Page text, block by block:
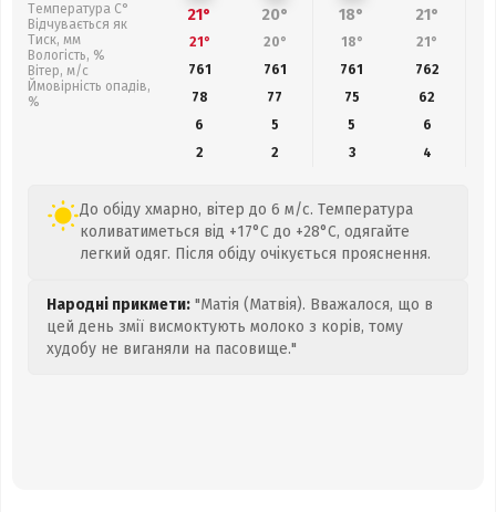
Температура С°
Відчувається як
Тиск, мм
Вологість, %
Вітер, м/с
Ймовірність опадів,
%
21° 20° 18° 21°
21° 20° 18° 21°
761
761 761 762
78
77 75 62
6
5 5
6
2
2 3 4
До обіду хмарно, вітер до 6 м/с. Температура
коливатиметься від +17°C до +28°C, одягайте
легкий одяг. Після обіду очікується прояснення.
Народні прикмети: "Матія (Матвія). Вважалося, що в
цей день змії висмоктують молоко з корів, тому
худобу не виганяли на пасовище."